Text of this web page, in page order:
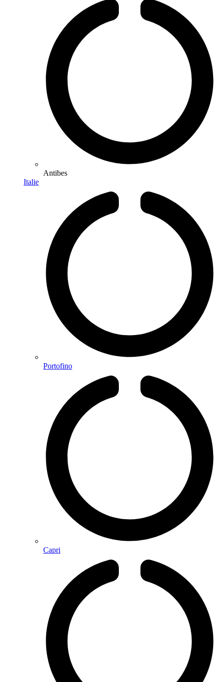
Antibes
Italie
Portofino
Capri